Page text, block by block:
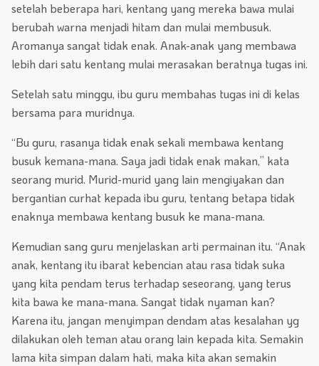
setelah beberapa hari, kentang yang mereka bawa mulai
berubah warna menjadi hitam dan mulai membusuk.
Aromanya sangat tidak enak. Anak-anak yang membawa
lebih dari satu kentang mulai merasakan beratnya tugas ini.
Setelah satu minggu, ibu guru membahas tugas ini di kelas
bersama para muridnya.
“Bu guru, rasanya tidak enak sekali membawa kentang
busuk kemana-mana. Saya jadi tidak enak makan,” kata
seorang murid. Murid-murid yang lain mengiyakan dan
bergantian curhat kepada ibu guru, tentang betapa tidak
enaknya membawa kentang busuk ke mana-mana.
Kemudian sang guru menjelaskan arti permainan itu. “Anak
anak, kentang itu ibarat kebencian atau rasa tidak suka
yang kita pendam terus terhadap seseorang, yang terus
kita bawa ke mana-mana. Sangat tidak nyaman kan?
Karena itu, jangan menyimpan dendam atas kesalahan yg
dilakukan oleh teman atau orang lain kepada kita. Semakin
lama kita simpan dalam hati, maka kita akan semakin